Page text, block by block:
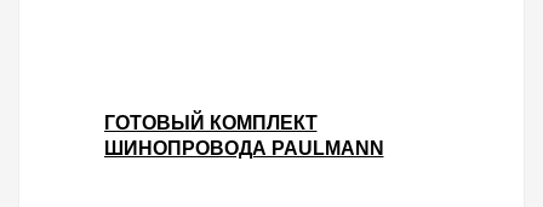
ГОТОВЫЙ КОМПЛЕКТ
ШИНОПРОВОДА PAULMANN